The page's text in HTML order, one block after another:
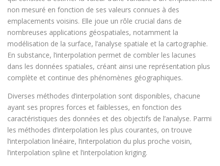
non mesuré en fonction de ses valeurs connues à des
emplacements voisins. Elle joue un rôle crucial dans de
nombreuses applications géospatiales, notamment la
modélisation de la surface, l’analyse spatiale et la cartographie.
En substance, l’interpolation permet de combler les lacunes
dans les données spatiales, créant ainsi une représentation plus
complète et continue des phénomènes géographiques.
Diverses méthodes d’interpolation sont disponibles, chacune
ayant ses propres forces et faiblesses, en fonction des
caractéristiques des données et des objectifs de l’analyse. Parmi
les méthodes d’interpolation les plus courantes, on trouve
l’interpolation linéaire, l’interpolation du plus proche voisin,
l’interpolation spline et l’interpolation kriging.